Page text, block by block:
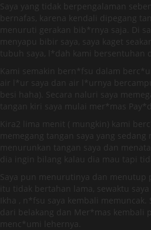
Saya yang tidak berpengalaman
bernafas, karena kendali dipegang
menuruti gerakan bib*rnya saja. Di
menyapu bibir saya, saya kaget
tubuh saya, l*dah kami bersentuhan
Kami semakin bern*fsu dalam
air l*ur saya dan air l*urnya
besi haha). Secara naluri saya
tangan kiri saya mulai mer*mas
Kira2 lima menit ( mungkin) kami
memegang tangan saya yang sedang
menurunkan tangan saya dan
dia ingin bilang kalau dia mau tapi
Saya pun menurutinya dan menutup
itu tidak bertahan lama, sewaktu
Ikha , n*fsu saya kembali memuncak.
dari belakang dan Mer*mas kembali
menc*umi lehernya.